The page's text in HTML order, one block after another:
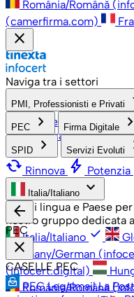
România/Română
(camerfirma.com)
close
Naviga tra i settori
PMI, Professionisti e Privati
PMI, Professionisti e
Amministrazione
PEC keyboard_arrow_right Firma Digitale keyboard_arrow_right
SPID keyboard_arrow_right Servizi Evoluti
cached Rinnova bolt Potenzia
Italia/Italiano keyboard_arrow_down
Scegli lingua e Paese
nostro gruppo dedicata
Italia/Italiano check
Germany/German
(infocert.digital)
România/Română
arrow_back
PEC
close
CASELLE PEC
PEC Legalmail La